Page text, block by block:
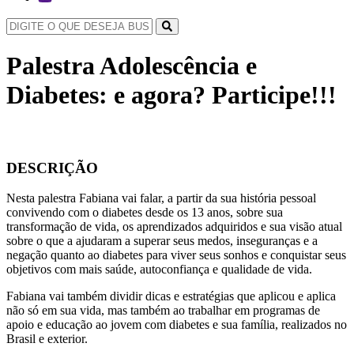
Palestra Adolescência e
Diabetes: e agora? Participe!!!
DESCRIÇÃO
Nesta palestra Fabiana vai falar, a partir da sua história pessoal
convivendo com o diabetes desde os 13 anos, sobre sua
transformação de vida, os aprendizados adquiridos e sua visão atual
sobre o que a ajudaram a superar seus medos, inseguranças e a
negação quanto ao diabetes para viver seus sonhos e conquistar seus
objetivos com mais saúde, autoconfiança e qualidade de vida.
Fabiana vai também dividir dicas e estratégias que aplicou e aplica
não só em sua vida, mas também ao trabalhar em programas de
apoio e educação ao jovem com diabetes e sua família, realizados no
Brasil e exterior.